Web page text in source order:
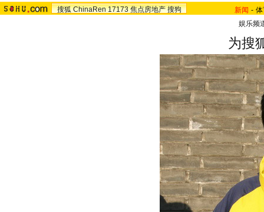
搜狐 ChinaRen 17173 焦点房地产 搜狗 新闻 -
娱乐频
为搜